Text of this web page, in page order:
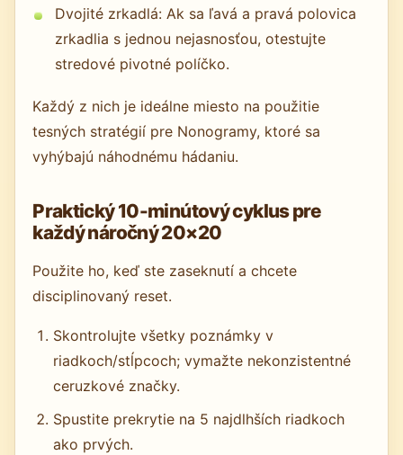
Dvojité zrkadlá: Ak sa ľavá a pravá polovica
zrkadlia s jednou nejasnosťou, otestujte
stredové pivotné políčko.
Každý z nich je ideálne miesto na použitie
tesných stratégií pre Nonogramy, ktoré sa
vyhýbajú náhodnému hádaniu.
Praktický 10-minútový cyklus pre
každý náročný 20×20
Použite ho, keď ste zaseknutí a chcete
disciplinovaný reset.
Skontrolujte všetky poznámky v
riadkoch/stĺpcoch; vymažte nekonzistentné
ceruzkové značky.
Spustite prekrytie na 5 najdlhších riadkoch
ako prvých.